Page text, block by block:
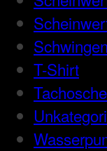
T-Shirt